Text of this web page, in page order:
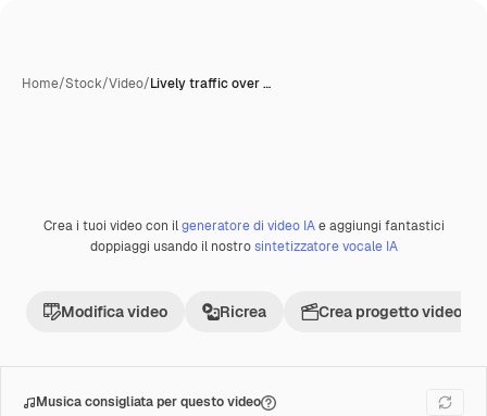
Home/Stock/Video/Lively traffic over …
Premium
Crea i tuoi video con ilgeneratore di video IAe aggiungi fantastici
doppiaggi usando il nostrosintetizzatore vocale IA
Modifica video Ricrea Crea progetto video
Musica consigliata per questo video